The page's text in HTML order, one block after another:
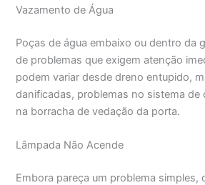
Vazamento de Água
Poças de água embaixo ou dentro da
de problemas que exigem atenção
podem variar desde dreno entupido,
danificadas, problemas no sistema de
na borracha de vedação da porta.
Lâmpada Não Acende
Embora pareça um problema simples,